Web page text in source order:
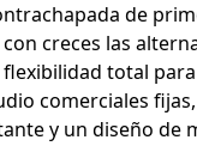
de
creces las
total
comerciales
y un diseño de